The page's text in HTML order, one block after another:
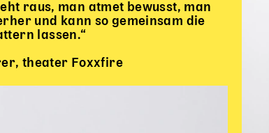
raus, man atmet bewusst, man
und kann so gemeinsam die
lassen.“
theater Foxxfire